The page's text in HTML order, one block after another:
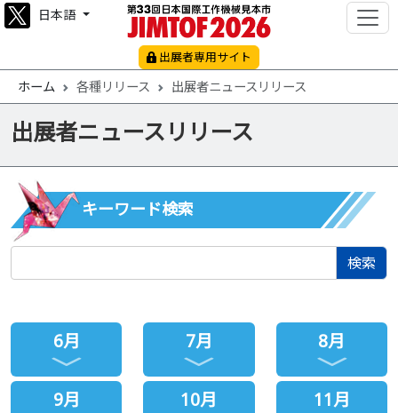
日本語
出展者専用サイト
ホーム 各種リリース 出展者ニュースリリース
出展者ニュースリリース
キーワード検索
検索
6月 7月 8月
9月 10月 11月